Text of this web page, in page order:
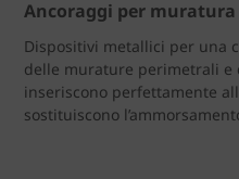
Ancoraggi per muratura
Dispositivi metallici per una
delle murature perimetrali e
inseriscono perfettamente
sostituiscono